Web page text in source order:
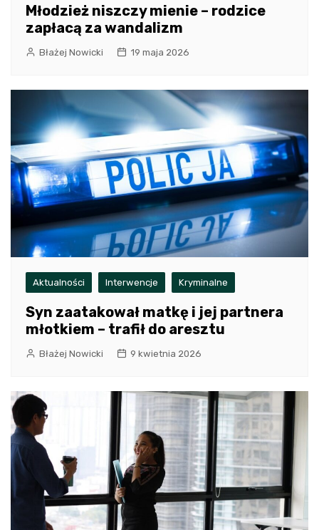
Młodzież niszczy mienie – rodzice
zapłacą za wandalizm
Błażej Nowicki 19 maja 2026
Aktualności Interwencje Kryminalne
Syn zaatakował matkę i jej partnera
młotkiem – trafił do aresztu
Błażej Nowicki 9 kwietnia 2026